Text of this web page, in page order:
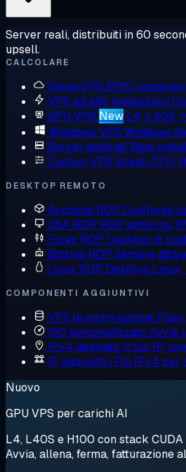
Server reali, distribuiti in 60
upsell.
CALCOLARE
Cloud VPS EPYC
VPS ad alte prestazioni
GPU VPS New L4, L40S,
Windows VPS Windows
Server dedicati Bare
Custom VPS Scegli CPU,
DESKTOP REMOTO
Acquista RDP Confronta
USA RDP RDP admin su
Forex RDP Desktop di
Botting RDP Sempre
Linux RDP Desktop Linux,
COMPONENTI AGGIUNTIVI
VPS di archiviazione
ISO personalizzato Avvia
IPv4 dedicato Il tuo IP,
IP aggiuntivi Più IPv4 per
Nuovo
GPU VPS per carichi AI
L4, L40S e H100 con stack
Avvia, allena, ferma, fatturazione